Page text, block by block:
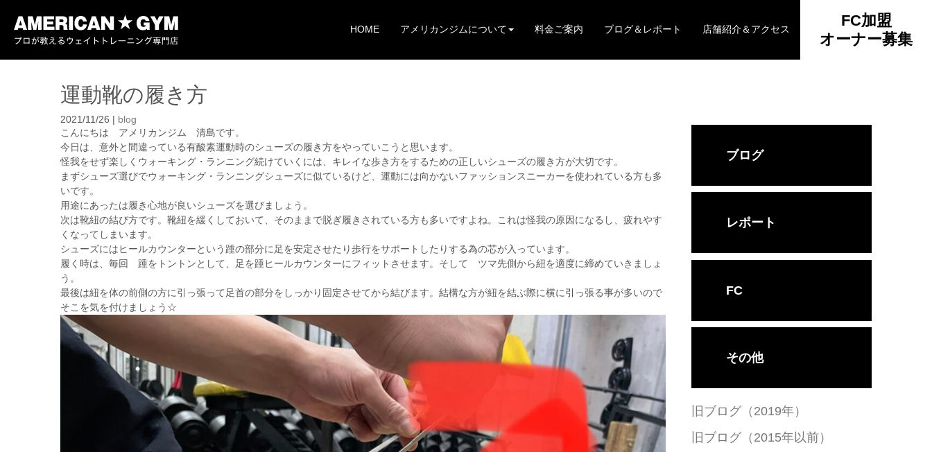
HOME アメリカンジムについて 料金ご案内 ブログ＆レポート 店舗紹介＆アクセス
FC加盟
オーナー募集
運動靴の履き方
2021/11/26
blog
こんにちは アメリカンジム 清島です。
今日は、意外と間違っている有酸素運動時のシューズの履き方をやっていこうと思います。
怪我をせず楽しくウォーキング・ランニング続けていくには、キレイな歩き方をするための正しいシューズの履き方が大切です。
まずシューズ選びでウォーキング・ランニングシューズに似ているけど、運動には向かないファッションスニーカーを使われている方も多
いです。
用途にあったは履き心地が良いシューズを選びましょう。
次は靴紐の結び方です。靴紐を緩くしておいて、そのままで脱ぎ履きされている方も多いですよね。これは怪我の原因になるし、疲れやす
くなってしまいます。
シューズにはヒールカウンターという踵の部分に足を安定させたり歩行をサポートしたりする為の芯が入っています。
履く時は、毎回 踵をトントンとして、足を踵ヒールカウンターにフィットさせます。そして ツマ先側から紐を適度に締めていきましょ
う。
最後は紐を体の前側の方に引っ張って足首の部分をしっかり固定させてから結びます。結構な方が紐を結ぶ際に横に引っ張る事が多いので
そこを気を付けましょう☆
ブログ
レポート
FC
その他
旧ブログ（2019年）
旧ブログ（2015年以前）